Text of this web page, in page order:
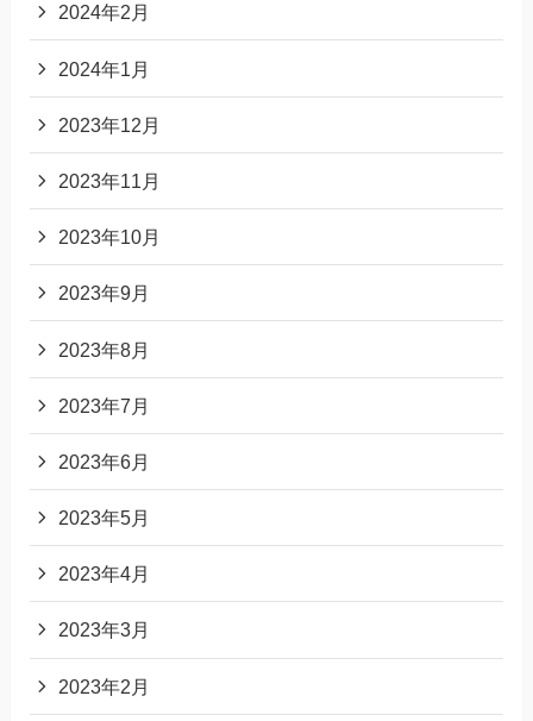
2024年2月
2024年1月
2023年12月
2023年11月
2023年10月
2023年9月
2023年8月
2023年7月
2023年6月
2023年5月
2023年4月
2023年3月
2023年2月